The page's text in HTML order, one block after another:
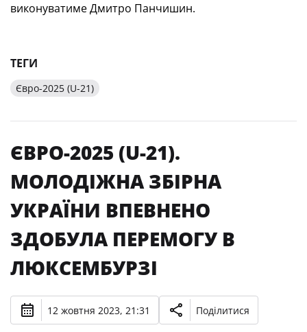
виконуватиме Дмитро Панчишин.
ТЕГИ
Євро-2025 (U-21)
ЄВРО-2025 (U-21).
МОЛОДІЖНА ЗБІРНА
УКРАЇНИ ВПЕВНЕНО
ЗДОБУЛА ПЕРЕМОГУ В
ЛЮКСЕМБУРЗІ
12 жовтня 2023, 21:31 Поділитися